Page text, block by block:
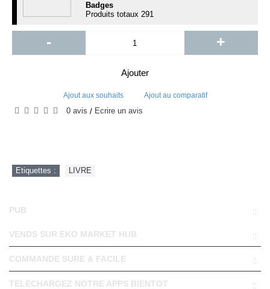
Badges
Produits totaux 291
- +
Ajouter
Ajout aux souhaits Ajout au comparatif
0 avis / Écrire un avis
Etiquettes : LIVRE
PUB
VENDS SUR EKO MARKET HUB
COMMANDE SURE & FACILE
TELECHARGEZ NOTRE APPS BIENTOT